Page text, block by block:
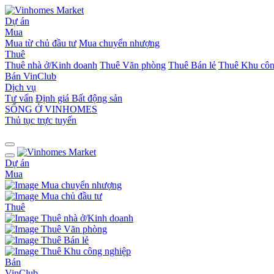
Dự án
Mua
Mua từ chủ đầu tư Mua chuyển nhượng
Thuê
Thuê nhà ở/Kinh doanh Thuê Văn phòng Thuê Bán lẻ Thuê Khu
Bán VinClub
Dịch vụ
Tư vấn Định giá Bất động sản
SỐNG Ở VINHOMES
Thủ tục trực tuyến
Dự án
Mua
Mua chuyển nhượng
Mua chủ đầu tư
Thuê
Thuê nhà ở/Kinh doanh
Thuê Văn phòng
Thuê Bán lẻ
Thuê Khu công nghiệp
Bán